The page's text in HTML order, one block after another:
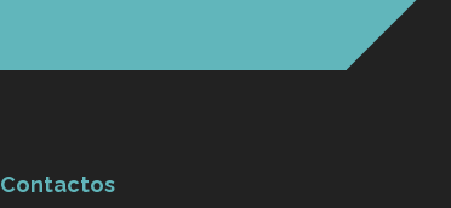
Contactos